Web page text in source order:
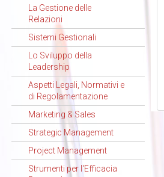
La Gestione delle
Relazioni
Sistemi Gestionali
Lo Sviluppo della
Leadership
Aspetti Legali, Normativi e
di Regolamentazione
Marketing & Sales
Strategic Management
Project Management
Strumenti per l'Efficacia